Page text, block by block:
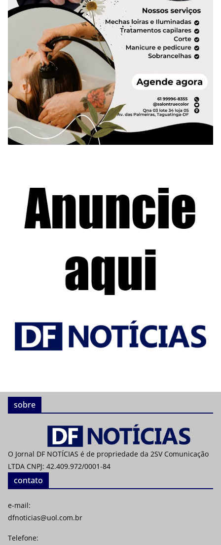
sobre
O Jornal DF NOTÍCIAS é de propriedade da 2SV Comunicação
LTDA CNPJ: 42.409.972/0001-84
contato
e-mail:
dfnoticias@uol.com.br
Telefone: